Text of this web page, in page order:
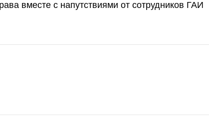
вместе с напутствиями от сотрудников ГАИ